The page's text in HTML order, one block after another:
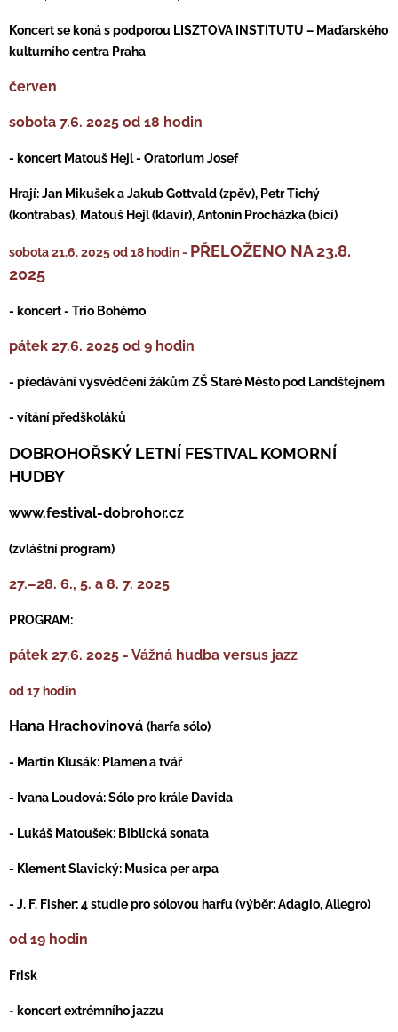
Koncert se koná s podporou LISZTOVA INSTITUTU – Maďarského
kulturního centra Praha
červen
sobota 7.6. 2025 od 18 hodin
- koncert Matouš Hejl - Oratorium Josef
Hrají: Jan Mikušek a Jakub Gottvald (zpěv), Petr Tichý
(kontrabas), Matouš Hejl (klavír), Antonín Procházka (bicí)
sobota 21.6. 2025 od 18 hodin - PŘELOŽENO NA 23.8.
2025
- koncert - Trio Bohémo
pátek 27.6. 2025 od 9 hodin
- předávání vysvědčení žákům ZŠ Staré Město pod Landštejnem
- vítání předškoláků
DOBROHOŘSKÝ LETNÍ FESTIVAL KOMORNÍ
HUDBY
www.festival-dobrohor.cz
(zvláštní program)
27.–28. 6., 5. a 8. 7. 2025
PROGRAM:
pátek 27.6. 2025 - Vážná hudba versus jazz
od 17 hodin
Hana Hrachovinová (harfa sólo)
- Martin Klusák: Plamen a tvář
- Ivana Loudová: Sólo pro krále Davida
- Lukáš Matoušek: Biblická sonata
- Klement Slavický: Musica per arpa
- J. F. Fisher: 4 studie pro sólovou harfu (výběr: Adagio, Allegro)
od 19 hodin
Frisk
- koncert extrémního jazzu